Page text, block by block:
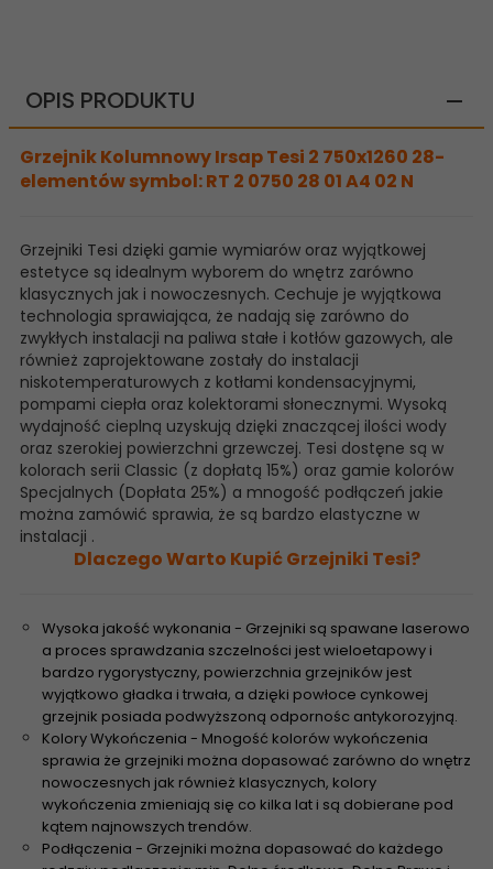
OPIS PRODUKTU
Grzejnik Kolumnowy Irsap Tesi 2 750x1260 28-
elementów symbol: RT 2 0750 28 01 A4 02 N
Grzejniki Tesi dzięki gamie wymiarów oraz wyjątkowej
estetyce są idealnym wyborem do wnętrz zarówno
klasycznych jak i nowoczesnych. Cechuje je wyjątkowa
technologia sprawiająca, że nadają się zarówno do
zwykłych instalacji na paliwa stałe i kotłów gazowych, ale
również zaprojektowane zostały do instalacji
niskotemperaturowych z kotłami kondensacyjnymi,
pompami ciepła oraz kolektorami słonecznymi. Wysoką
wydajność cieplną uzyskują dzięki znaczącej ilości wody
oraz szerokiej powierzchni grzewczej. Tesi dostęne są w
kolorach serii Classic (z dopłatą 15%) oraz gamie kolorów
Specjalnych (Dopłata 25%) a mnogość podłączeń jakie
można zamówić sprawia, że są bardzo elastyczne w
instalacji .
Dlaczego Warto Kupić Grzejniki Tesi?
Wysoka jakość wykonania - Grzejniki są spawane laserowo
a proces sprawdzania szczelności jest wieloetapowy i
bardzo rygorystyczny, powierzchnia grzejników jest
wyjątkowo gładka i trwała, a dzięki powłoce cynkowej
grzejnik posiada podwyższoną odpornośc antykorozyjną.
Kolory Wykończenia - Mnogość kolorów wykończenia
sprawia że grzejniki można dopasować zarówno do wnętrz
nowoczesnych jak również klasycznych, kolory
wykończenia zmieniają się co kilka lat i są dobierane pod
kątem najnowszych trendów.
Podłączenia - Grzejniki można dopasować do każdego